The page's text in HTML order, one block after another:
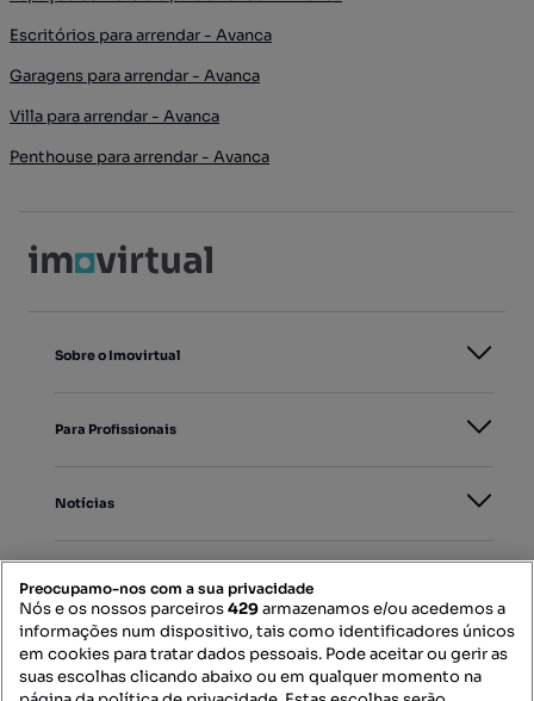
Escritórios para arrendar - Avanca
Garagens para arrendar - Avanca
Villa para arrendar - Avanca
Penthouse para arrendar - Avanca
Sobre o Imovirtual
Para Profissionais
Notícias
Mapa do Site
Preocupamo-nos com a sua privacidade
Nós e os nossos parceiros429armazenamos e/ou acedemos a
informações num dispositivo, tais como identificadores únicos
em cookies para tratar dados pessoais. Pode aceitar ou gerir as
suas escolhas clicando abaixo ou em qualquer momento na